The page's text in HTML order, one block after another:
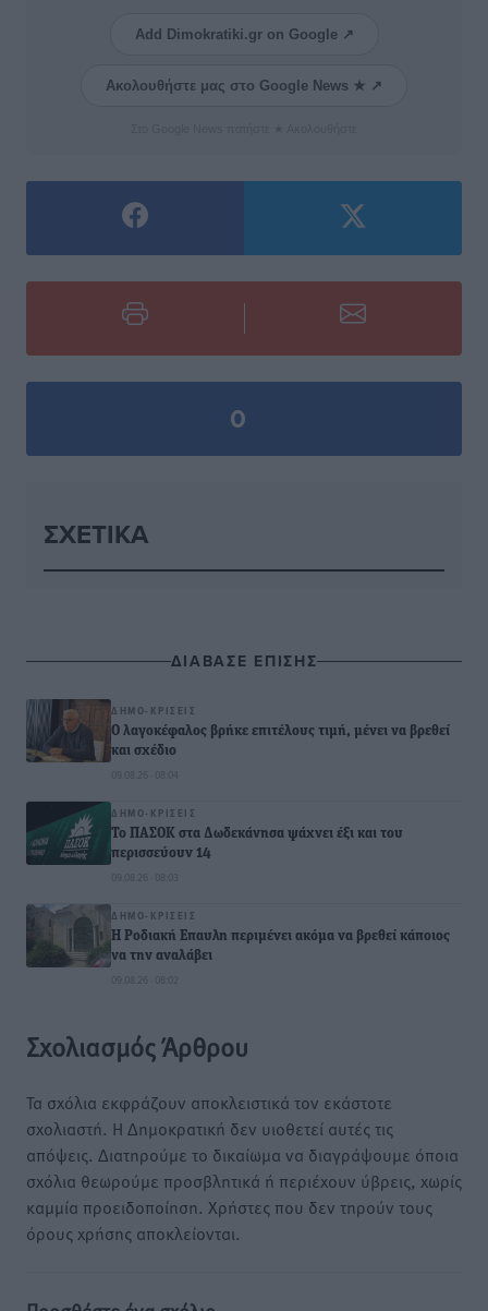
Add Dimokratiki.gr on Google ↗
Ακολουθήστε μας στο Google News ★ ↗
0
ΣΧΕΤΙΚΆ
ΔΙΑΒΑΣΕ ΕΠΙΣΗΣ
ΔΗΜΟ-ΚΡΊΣΕΙΣ
Ο λαγοκέφαλος βρήκε επιτέλους τιμή, μένει να βρεθεί
και σχέδιο
09.08.26 · 08:04
ΔΗΜΟ-ΚΡΊΣΕΙΣ
Το ΠΑΣΟΚ στα Δωδεκάνησα ψάχνει έξι και του
περισσεύουν 14
09.08.26 · 08:03
ΔΗΜΟ-ΚΡΊΣΕΙΣ
Η Ροδιακή Επαυλη περιμένει ακόμα να βρεθεί κάποιος
να την αναλάβει
09.08.26 · 08:02
Σχολιασμός Άρθρου
Τα σχόλια εκφράζουν αποκλειστικά τον εκάστοτε
σχολιαστή. Η Δημοκρατική δεν υιοθετεί αυτές τις
απόψεις. Διατηρούμε το δικαίωμα να διαγράψουμε όποια
σχόλια θεωρούμε προσβλητικά ή περιέχουν ύβρεις, χωρίς
καμμία προειδοποίηση. Χρήστες που δεν τηρούν τους
όρους χρήσης αποκλείονται.